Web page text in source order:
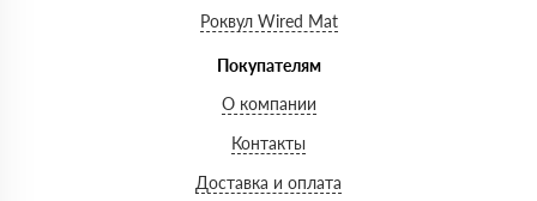
Роквул Wired Mat
Покупателям
О компании
Контакты
Доставка и оплата